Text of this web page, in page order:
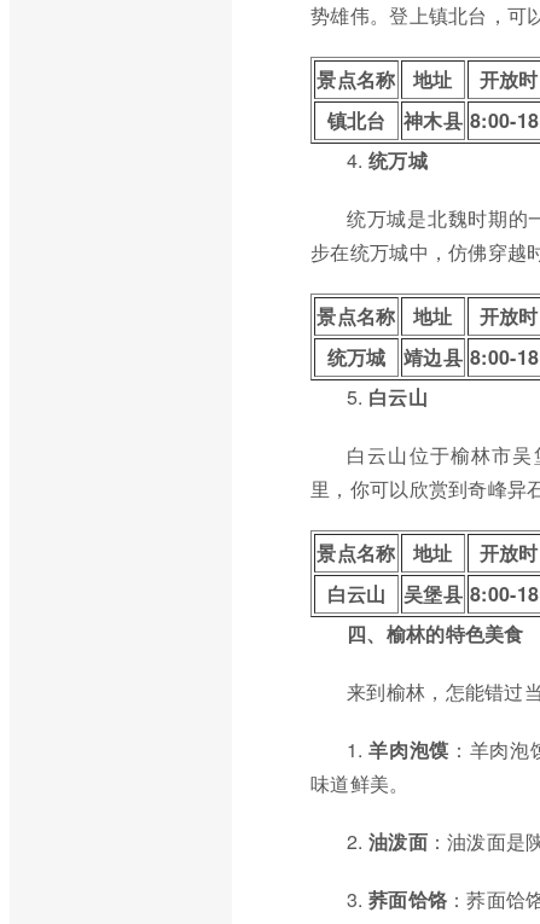
势雄伟。登上镇北台，可
景点名称 地址 开放
镇北台
神木县 8:00-
4. 统万城
统万城是北魏时期的
步在统万城中，仿佛穿越
景点名称 地址 开放
统万城
靖边县 8:00-
5. 白云山
白云山位于榆林市
里，你可以欣赏到奇峰异
景点名称 地址 开放
白云山
吴堡县 8:00-
四、榆林的特色美食
来到榆林，怎能错过
1.羊肉泡馍 ：羊肉
味道鲜美。
2. 油泼面：油泼面是
3. 荞面饸饹 ：荞面饸